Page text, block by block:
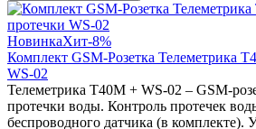
НовинкаХит-8%
Комплект GSM-Розетка Телеметрика
WS-02
Телеметрика Т40M + WS-02 – GSM-
протечки воды. Контроль протечек
беспроводного датчика (в комплекте).